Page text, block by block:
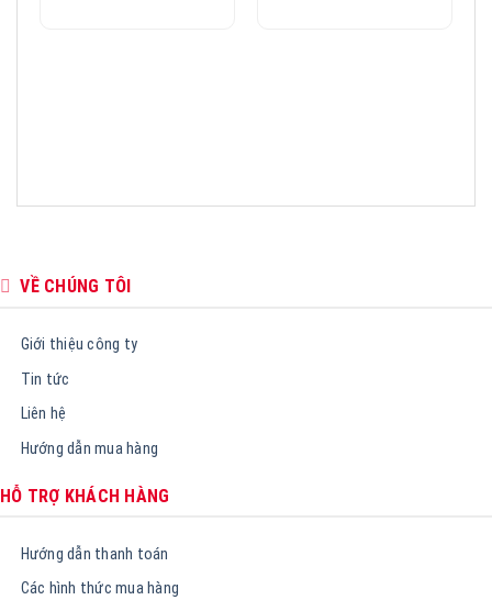
VỀ CHÚNG TÔI
Giới thiệu công ty
Tin tức
Liên hệ
Hướng dẫn mua hàng
HỖ TRỢ KHÁCH HÀNG
Hướng dẫn thanh toán
Các hình thức mua hàng